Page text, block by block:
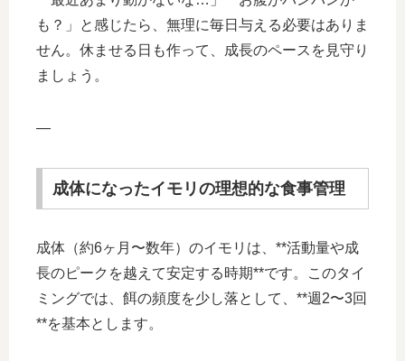
も？」と感じたら、無理に毎日与える必要はありま
せん。休ませる日も作って、成長のペースを見守り
ましょう。
—
成体になったイモリの理想的な食事管理
成体（約6ヶ月〜数年）のイモリは、**活動量や成
長のピークを越えて安定する時期**です。このタイ
ミングでは、餌の頻度を少し落として、**週2〜3回
**を基本とします。